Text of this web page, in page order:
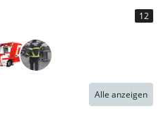
12
Alle anzeigen